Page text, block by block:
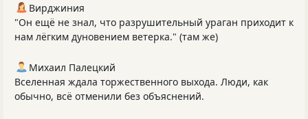
Вирджиния
"Он ещё не знал, что разрушительный ураган приходит к
нам лёгким дуновением ветерка." (там же)
Михаил Палецкий
Вселенная ждала торжественного выхода. Люди, как
обычно, всё отменили без объяснений.